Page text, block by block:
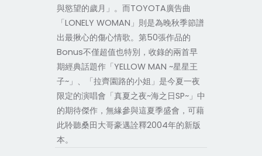
與慾望的歲月」。而TOYOTA廣告曲
「LONELY WOMAN」則是為晚秋季節譜
出最揪心的傷心情歌。第50張作品的
Bonus不僅超值也特別，收錄的兩首早
期經典話題作「YELLOW MAN ~星星王
子~」、「拉齊園路的小姐」是今夏一夜
限定的演唱會「真夏之夜~海之日SP~」中
的期待傑作，無緣參與這夏季盛會，可藉
此聆聽桑田大哥豪邁詮釋2004年的新版
本。